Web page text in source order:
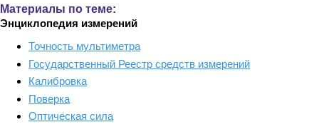
Материалы по теме:
Энциклопедия измерений
Точность мультиметра
Государственный Реестр средств измерений
Калибровка
Поверка
Оптическая сила